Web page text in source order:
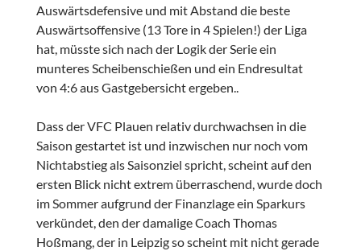
Auswärtsdefensive und mit Abstand die beste
Auswärtsoffensive (13 Tore in 4 Spielen!) der Liga
hat, müsste sich nach der Logik der Serie ein
munteres Scheibenschießen und ein Endresultat
von 4:6 aus Gastgebersicht ergeben..
Dass der VFC Plauen relativ durchwachsen in die
Saison gestartet ist und inzwischen nur noch vom
Nichtabstieg als Saisonziel spricht, scheint auf den
ersten Blick nicht extrem überraschend, wurde doch
im Sommer aufgrund der Finanzlage ein Sparkurs
verkündet, den der damalige Coach Thomas
Hoßmang, der in Leipzig so scheint mit nicht gerade